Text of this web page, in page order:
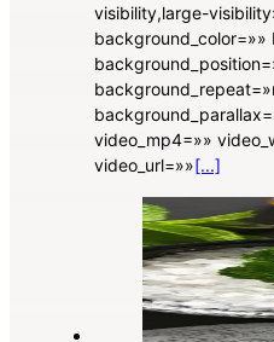
visibility,large-
background_color=»»
video_mp4=»»
video_url=»»[...]